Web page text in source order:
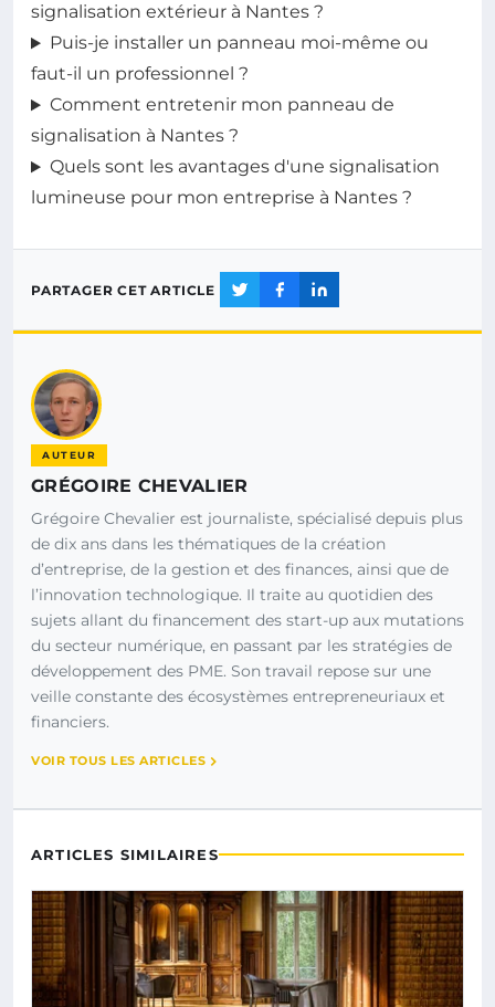
signalisation extérieur à Nantes ?
Puis-je installer un panneau moi-même ou
faut-il un professionnel ?
Comment entretenir mon panneau de
signalisation à Nantes ?
Quels sont les avantages d'une signalisation
lumineuse pour mon entreprise à Nantes ?
PARTAGER CET ARTICLE
AUTEUR
GRÉGOIRE CHEVALIER
Grégoire Chevalier est journaliste, spécialisé depuis plus
de dix ans dans les thématiques de la création
d’entreprise, de la gestion et des finances, ainsi que de
l’innovation technologique. Il traite au quotidien des
sujets allant du financement des start-up aux mutations
du secteur numérique, en passant par les stratégies de
développement des PME. Son travail repose sur une
veille constante des écosystèmes entrepreneuriaux et
financiers.
VOIR TOUS LES ARTICLES
ARTICLES SIMILAIRES